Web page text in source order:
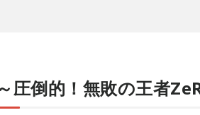
圧倒的！無敗の王者